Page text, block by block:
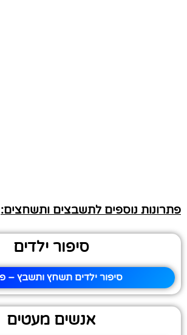
פתרונות נוספים לתשבצים ותשחצים:
סיפור ילדים
סיפור ילדים תשחץ ותשבץ –
אנשים מעטים